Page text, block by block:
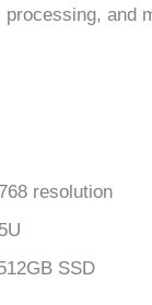
and
resolution
SSD